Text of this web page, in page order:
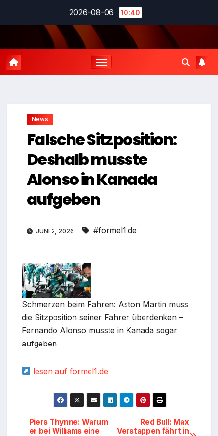
2026-08-06 10:40
News
Falsche Sitzposition:
Deshalb musste
Alonso in Kanada
aufgeben
JUNI 2, 2026 #formel1.de
Schmerzen beim Fahren: Aston Martin muss
die Sitzposition seiner Fahrer überdenken –
Fernando Alonso musste in Kanada sogar
aufgeben
lesen auf formel1.de
BeitragsnavigationRed Bull: Max
Verstappen fährt in
Piers Thynne: Warum
er bei Williams eine